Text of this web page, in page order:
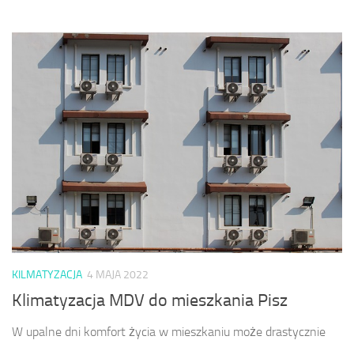
KILMATYZACJA 4 MAJA 2022
Klimatyzacja MDV do mieszkania Pisz
W upalne dni komfort życia w mieszkaniu może drastycznie